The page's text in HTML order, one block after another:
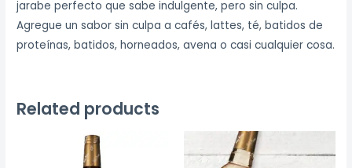
jarabe perfecto que sabe indulgente, pero sin culpa.
Agregue un sabor sin culpa a cafés, lattes, té, batidos de
proteínas, batidos, horneados, avena o casi cualquier cosa.
Related products